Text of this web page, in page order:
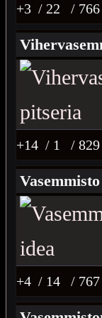
+3 / 22 / 766
+14 / 1 / 829
+4 / 14 / 767